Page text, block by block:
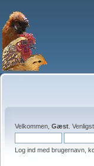
Velkommen, Gæst . Venligst
Log ind med brugernavn,